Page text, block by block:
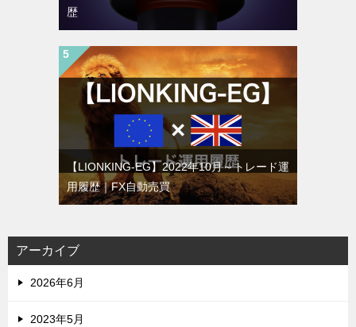
歴
【LIONKING-EG】2022年10月～トレード運
用履歴｜FX自動売買
アーカイブ
2026年6月
2023年5月